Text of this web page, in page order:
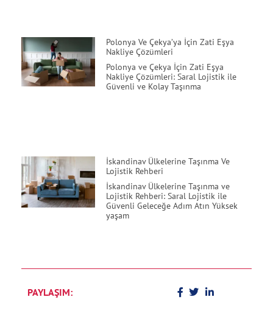
Polonya Ve Çekya’ya İçin Zati Eşya
Nakliye Çözümleri
Polonya ve Çekya İçin Zati Eşya
Nakliye Çözümleri: Saral Lojistik ile
Güvenli ve Kolay Taşınma
İskandinav Ülkelerine Taşınma Ve
Lojistik Rehberi
İskandinav Ülkelerine Taşınma ve
Lojistik Rehberi: Saral Lojistik ile
Güvenli Geleceğe Adım Atın Yüksek
yaşam
PAYLAŞIM: